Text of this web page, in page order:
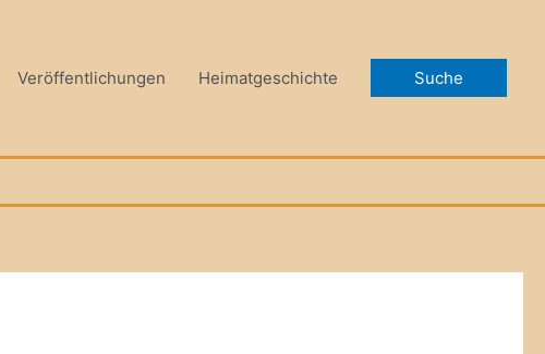
Veröffentlichungen Heimatgeschichte Suche